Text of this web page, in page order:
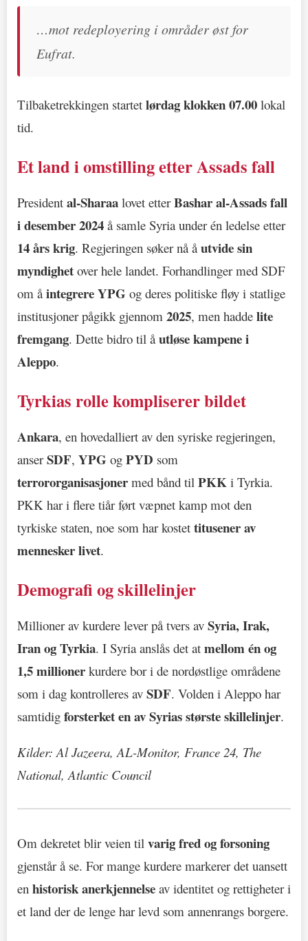
…mot redeployering i områder øst for
Eufrat.
Tilbaketrekkingen startet lørdag klokken 07.00 lokal
tid.
Et land i omstilling etter Assads fall
President al-Sharaa lovet etterBashar al-Assads fall
i desember 2024 å samle Syria under én ledelse etter
14 års krig. Regjeringen søker nå åutvide sin
myndighet over hele landet. Forhandlinger med SDF
om åintegrere YPG og deres politiske fløy i statlige
institusjoner pågikk gjennom 2025, men hadde lite
fremgang. Dette bidro til åutløse kampene i
Aleppo.
Tyrkias rolle kompliserer bildet
Ankara, en hovedalliert av den syriske regjeringen,
anserSDF, YPG og PYD som
terrororganisasjoner med bånd til PKK i Tyrkia.
PKK har i flere tiår ført væpnet kamp mot den
tyrkiske staten, noe som har kostet titusener av
mennesker livet.
Demografi og skillelinjer
Millioner av kurdere lever på tvers av Syria, Irak,
Iran og Tyrkia. I Syria anslås det at mellom én og
1,5 millioner kurdere bor i de nordøstlige områdene
som i dag kontrolleres av SDF. Volden i Aleppo har
samtidig forsterket en av Syrias største skillelinjer.
Kilder: Al Jazeera, AL-Monitor, France 24, The
National, Atlantic Council
Om dekretet blir veien til varig fred og forsoning
gjenstår å se. For mange kurdere markerer det uansett
en historisk anerkjennelse av identitet og rettigheter i
et land der de lenge har levd som annenrangs borgere.